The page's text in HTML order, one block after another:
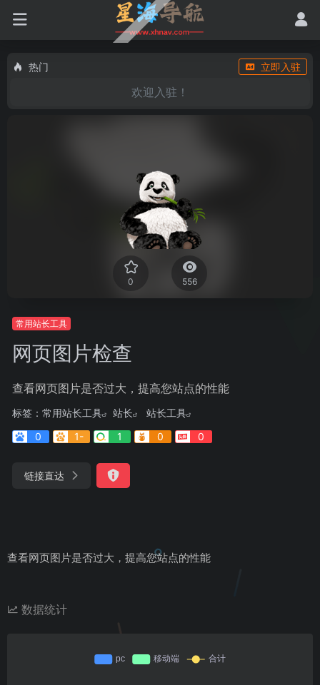
热门 立即入驻
欢迎入驻！
0 556
常用站长工具
网页图片检查
查看网页图片是否过大，提高您站点的性能
标签： 常用站长工具 站长
站长工具
0
1- 1 0 0
链接直达
查看网页图片是否过大，提高您站点的性能
数据统计